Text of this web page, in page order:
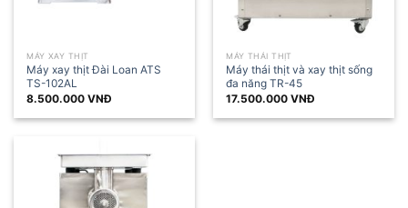
MÁY XAY THỊT
Máy xay thịt Đài Loan ATS
TS-102AL
8.500.000VNĐ
MÁY THÁI THỊT
Máy thái thịt và xay thịt sống
đa năng TR-45
17.500.000VNĐ